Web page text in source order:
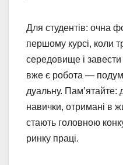
Для студентів: очна
першому курсі, коли
середовище і
вже є робота —
дуальну.
навички, отримані в
стають головною
ринку праці.